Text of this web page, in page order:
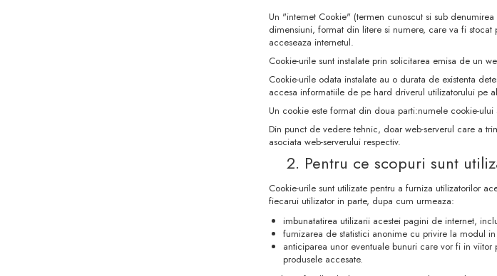
Un "internet Cookie" (termen cunoscut si sub
dimensiuni, format din litere si numere, care va fi
acceseaza internetul.
Cookie-urile sunt instalate prin solicitarea emisa de un
Cookie-urile odata instalate au o durata de existenta
accesa informatiile de pe hard driverul utilizatorului pe
Un cookie este format din doua parti:numele cookie-
Din punct de vedere tehnic, doar web-serverul care a
asociata web-serverului respectiv.
2. Pentru ce scopuri sunt
Cookie-urile sunt utilizate pentru a furniza utilizatorilor
fiecarui utilizator in parte, dupa cum urmeaza:
imbunatatirea utilizarii acestei pagini de internet,
furnizarea de statistici anonime cu privire la modul
anticiparea unor eventuale bunuri care vor fi in
produsele accesate.